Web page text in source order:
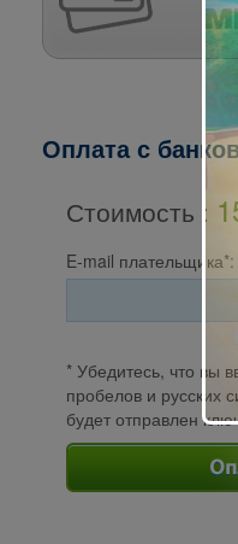
Оплата с
Стоимость :
E-mail плательщика*:
* Убедитесь, что вы
пробелов и русских
будет отправлен